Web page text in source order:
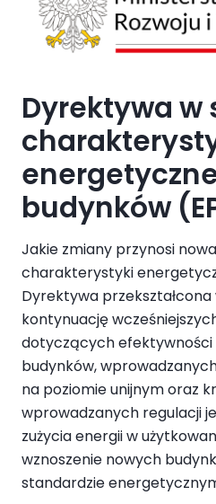
Dyrektywa w
budynków
Jakie zmiany przynosi
charakterystyki
Dyrektywa
kontynuację
dotyczących
budynków,
na poziomie unijnym oraz
wprowadzanych regulacji
zużycia energii w
wznoszenie nowych
standardzie